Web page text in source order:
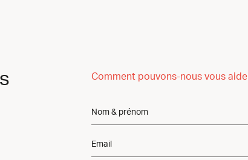
Comment pouvons-nous vous